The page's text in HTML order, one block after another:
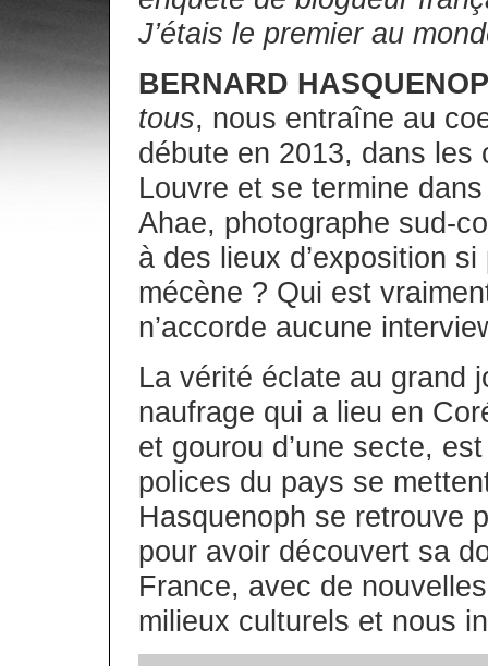
J’étais le premier au
BERNARD
tous, nous entraîne au
débute en 2013, dans les
Louvre et se termine
Ahae, photographe sud-
à des lieux d’exposition si
mécène ? Qui est
n’accorde aucune
La vérité éclate au grand
naufrage qui a lieu en
et gourou d’une secte,
polices du pays se
Hasquenoph se retrouve
pour avoir découvert sa
France, avec de
milieux culturels et nous